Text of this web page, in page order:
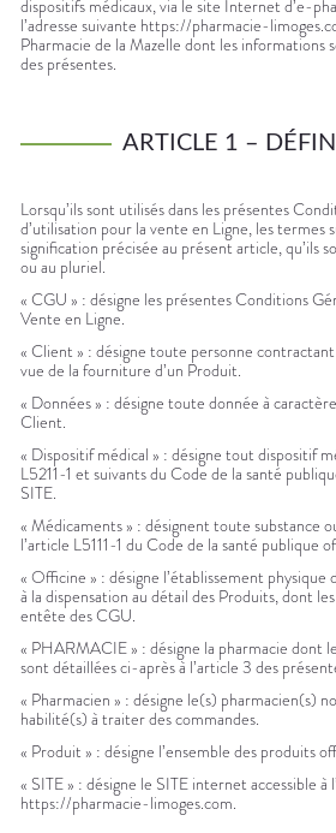
pharmacie
alimentaires
Dispositifs
médicaux
CHEVEUX
Cheveux
Solaire
SPÉCIALITÉS
INFORMATIONS
UTILES
VOTRE
APPLICATION
DE SANTÉ
dispositifs médicaux, via le site Internet d’e-
l’adresse suivante https://pharmacie-
Pharmacie de la Mazelle dont les informations
des présentes.
ARTICLE 1 –
Lorsqu’ils sont utilisés dans les présentes
d’utilisation pour la vente en Ligne, les termes
signification précisée au présent article, qu’ils
ou au pluriel.
« CGU » : désigne les présentes Conditions
Vente en Ligne.
« Client » : désigne toute personne
vue de la fourniture d’un Produit.
« Données » : désigne toute donnée à
Client.
« Dispositif médical » : désigne tout dispositif
L5211-1 et suivants du Code de la santé
SITE.
« Médicaments » : désignent toute substance
l’article L5111-1 du Code de la santé publique
« Officine » : désigne l’établissement
à la dispensation au détail des Produits, dont
entête des CGU.
« PHARMACIE » : désigne la pharmacie dont
sont détaillées ci-après à l’article 3 des
« Pharmacien » : désigne le(s) pharmacien(s)
habilité(s) à traiter des commandes.
« Produit » : désigne l’ensemble des produits
« SITE » : désigne le SITE internet accessible à
https://pharmacie-limoges.com.